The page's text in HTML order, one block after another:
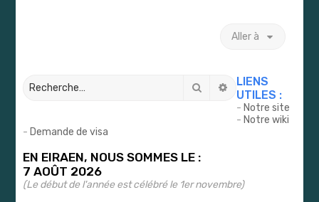
Aller à
RechercherRecherche
LIENS
UTILES :
- Notre site
- Notre wiki
- Demande de visa
EN EIRAEN, NOUS SOMMES LE :
7 AOÛT 2026
(Le début de l'année est célébré le 1er novembre)